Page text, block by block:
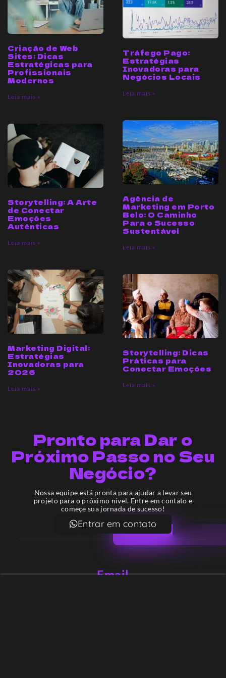
Criação de Web
Sites: Dicas
Estratégicas para
Profissionais
Modernos
Leia mais »
Tráfego Pago:
Estratégias
Inovadoras para
Negócios Locais
Leia mais »
Storytelling: A Arte
de Conectar
Emoções
Autênticas
Leia mais »
Agência de
Marketing em Porto
Belo: O Caminho
Para o Sucesso
Sustentável
Leia mais »
Marketing Digital:
Estratégias
Inovadoras para
2026
Leia mais »
Storytelling: Dicas
Práticas para
Conectar Emoções
Leia mais »
Pronto para Dar o
Próximo Passo no Seu
Negócio?
Nossa equipe está pronta para ajudar a levar seu
projeto para o próximo nível. Entre em contato e
começe sua jornada de sucesso!
Entrar em contato
Email